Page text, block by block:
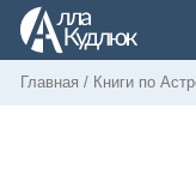
Skip
contentГлавная / Книги по